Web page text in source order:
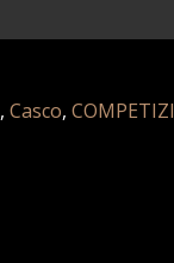
,Casco,